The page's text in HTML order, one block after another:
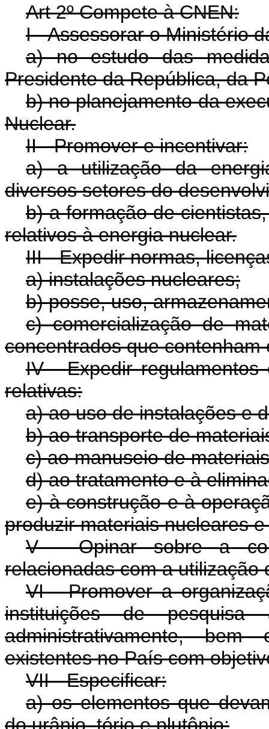
Art 2º Compete à CNEN:
I - Assessorar o Ministério
a) no estudo das
Presidente da República, da
b) no planejamento da
Nuclear.
II - Promover e incentivar:
a) a utilização da
diversos setores do
b) a formação de
relativos à energia nuclear.
III - Expedir normas,
a) instalações nucleares;
b) posse, uso,
c) comercialização de
concentrados que contenham
IV - Expedir
relativas:
a) ao uso de instalações e
b) ao transporte de
c) ao manuseio de
d) ao tratamento e à
e) à construção e à
produzir materiais nucleares
V - Opinar sobre a
relacionadas com a utilização
VI - Promover a
instituições de
administrativamente,
existentes no País com
VII - Especificar:
a) os elementos que